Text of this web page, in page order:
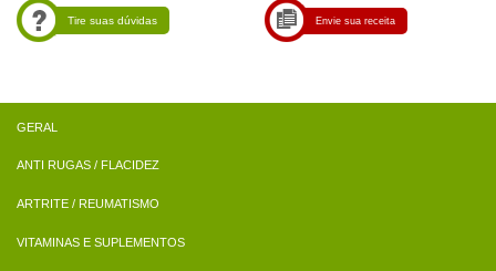
Tire suas dúvidas Envie sua receita
ANTI RUGAS / FLACIDEZ
ARTRITE / REUMATISMO
VITAMINAS E SUPLEMENTOS